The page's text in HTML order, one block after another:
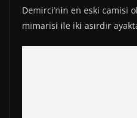
e
b
o
w
i
t
t
e
r
Demirci’nin en eski camisi
mimarisi ile iki asırdır